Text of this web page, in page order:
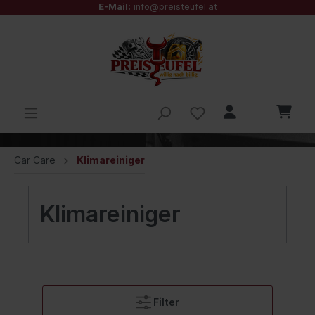
E-Mail: info@preisteufel.at
Car Care Klimareiniger
Klimareiniger
Filter